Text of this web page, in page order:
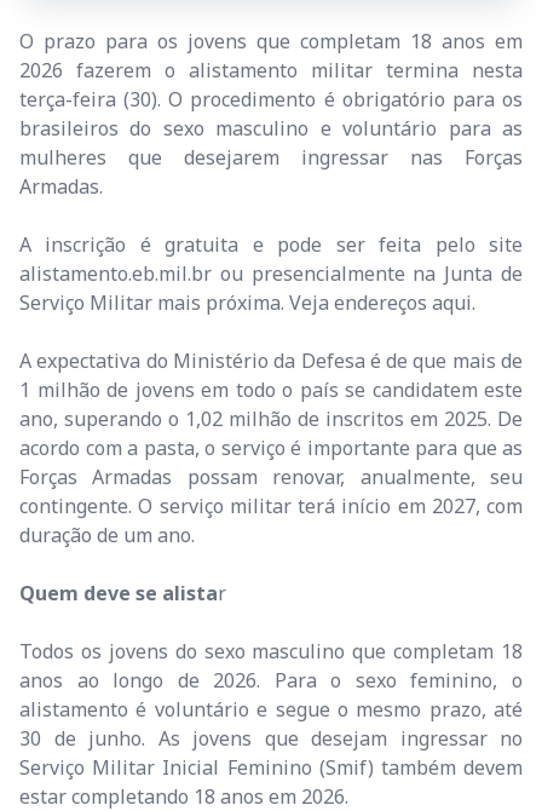
O prazo para os jovens que completam 18 anos em
2026 fazerem o alistamento militar termina nesta
terça-feira (30). O procedimento é obrigatório para os
brasileiros do sexo masculino e voluntário para as
mulheres que desejarem ingressar nas Forças
Armadas.
A inscrição é gratuita e pode ser feita pelo site
alistamento.eb.mil.br ou presencialmente na Junta de
Serviço Militar mais próxima. Veja endereços aqui.
A expectativa do Ministério da Defesa é de que mais de
1 milhão de jovens em todo o país se candidatem este
ano, superando o 1,02 milhão de inscritos em 2025. De
acordo com a pasta, o serviço é importante para que as
Forças Armadas possam renovar, anualmente, seu
contingente. O serviço militar terá início em 2027, com
duração de um ano.
Quem deve se alistar
Todos os jovens do sexo masculino que completam 18
anos ao longo de 2026. Para o sexo feminino, o
alistamento é voluntário e segue o mesmo prazo, até
30 de junho. As jovens que desejam ingressar no
Serviço Militar Inicial Feminino (Smif) também devem
estar completando 18 anos em 2026.